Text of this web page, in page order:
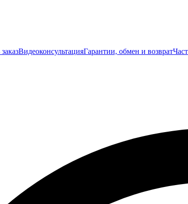
ВидеоконсультацияГарантии, обмен и возврат